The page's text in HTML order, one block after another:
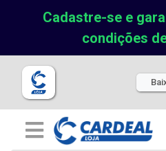
Cadastre-se e
condições